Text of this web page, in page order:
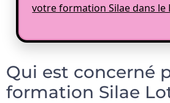
votre formation Silae dans le
Qui est concerné
formation Silae